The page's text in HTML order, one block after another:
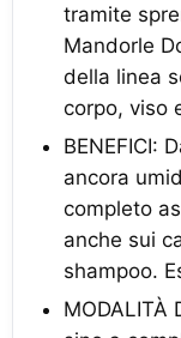
tramite
Mandorle
della linea
corpo, viso
BENEFICI:
ancora
completo
anche sui
shampoo.
MODALITÀ